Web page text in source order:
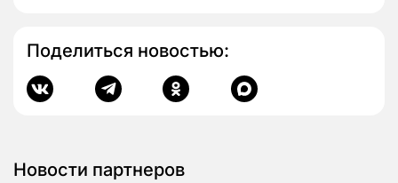
Поделиться новостью:
Новости партнеров